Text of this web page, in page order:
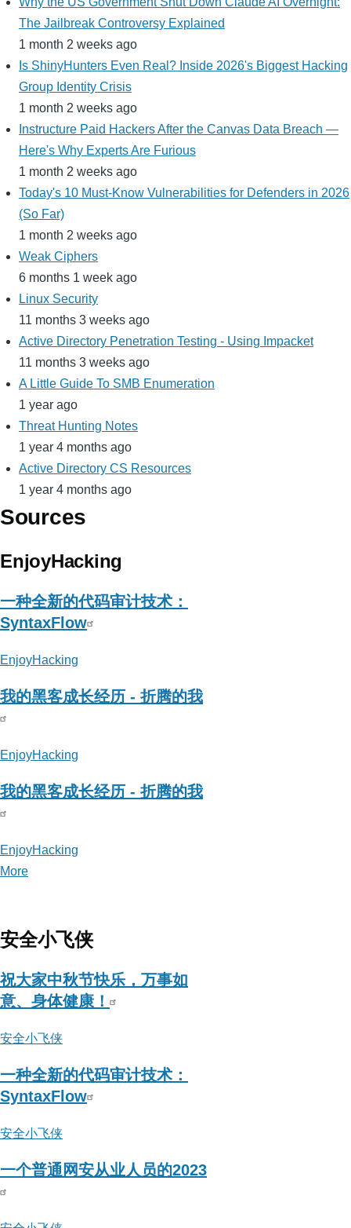
The Jailbreak Controversy Explained
1 month 2 weeks ago
Is ShinyHunters Even Real? Inside 2026's Biggest Hacking
Group Identity Crisis
1 month 2 weeks ago
Instructure Paid Hackers After the Canvas Data Breach —
Here's Why Experts Are Furious
1 month 2 weeks ago
Today's 10 Must-Know Vulnerabilities for Defenders in 2026
(So Far)
1 month 2 weeks ago
Weak Ciphers
6 months 1 week ago
Linux Security
11 months 3 weeks ago
Active Directory Penetration Testing - Using Impacket
11 months 3 weeks ago
A Little Guide To SMB Enumeration
1 year ago
Threat Hunting Notes
1 year 4 months ago
Active Directory CS Resources
1 year 4 months ago
Sources
EnjoyHacking
一种全新的代码审计技术：
SyntaxFlow
EnjoyHacking
我的黑客成长经历 - 折腾的我
EnjoyHacking
我的黑客成长经历 - 折腾的我
EnjoyHacking
More
安全小飞侠
祝大家中秋节快乐，万事如
意、身体健康！
安全小飞侠
一种全新的代码审计技术：
SyntaxFlow
安全小飞侠
一个普通网安从业人员的2023